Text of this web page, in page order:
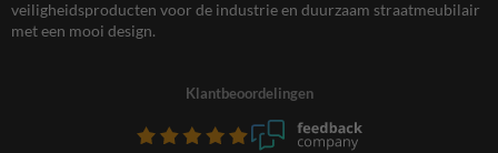
veiligheidsproducten voor de industrie en duurzaam straatmeubilair
met een mooi design.
Klantbeoordelingen